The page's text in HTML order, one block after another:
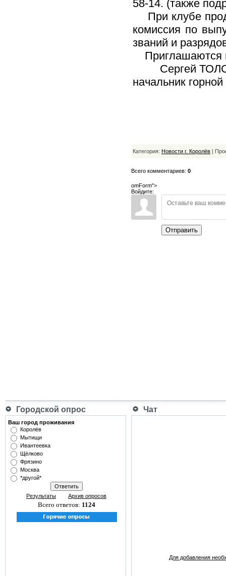
58-14. (также
При клубе
комиссия по
званий и
Приглашаются
Сергей
начальник
Категория: Новости г. Королёв |
Всего комментариев: 0
omForm">
Войдите:
Отправить
Городской опрос Чат
Ваш город проживания
Королёв
Мытищи
Ивантеевка
Щёлково
Фрязино
Москва
*другой*
Результаты Архив опросов
Всего ответов: 1124
Для добавления